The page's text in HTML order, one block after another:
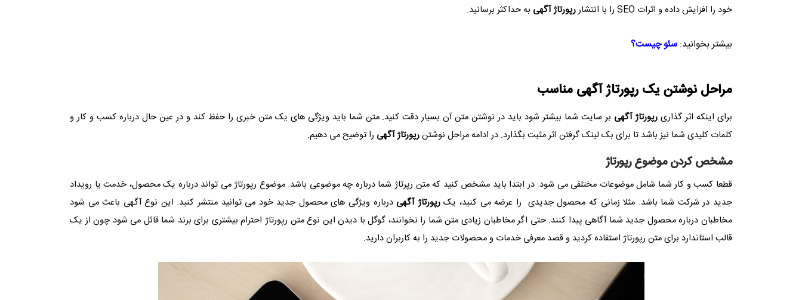
خود را افزایش داده و اثرات SEO را با انتشار
رپورتاژ آگهی به حداکثر برسانید.
بیشتر بخوانید: سئو چیست؟
مراحل نوشتن یک رپورتاژ آگهی مناسب
برای اینکه اثر گذاری رپورتاژ آگهی بر سایت شما بیشتر شود باید در نوشتن متن آن بسیار دقت کنید. متن شما باید ویژگی های یک متن خبری را حفظ کند و در عین حال درباره کسب و کار و
کلمات کلیدی شما نیز باشد تا برای بک لینک گرفتن اثر مثبت بگذارد. در ادامه مراحل نوشتنرپورتاژ آگهی را توضیح می دهیم.
مشخص کردن موضوع رپورتاژ
قطعا کسب و کار شما شامل موضوعات مختلفی می شود. در ابتدا باید مشخص کنید که متن رپرتاژ شما درباره چه موضوعی باشد. موضوع رپورتاژ می تواند درباره یک محصول، خدمت یا رویداد
جدید در شرکت شما باشد. مثلا زمانی که محصول جدیدی را عرضه می کنید، یکرپورتاژ آگهی درباره ویژگی های محصول جدید خود می توانید منتشر کنید. این نوع آگهی باعث می شود
مخاطبان درباره محصول جدید شما آگاهی پیدا کنند. حتی اگر مخاطبان زیادی متن شما را نخوانند، گوگل با دیدن این نوع متن رپورتاژ احترام بیشتری برای برند شما قائل می شود چون از یک
قالب استاندارد برای متن رپورتاژ استفاده کردید و قصد معرفی خدمات و محصولات جدید را به کاربران دارید.